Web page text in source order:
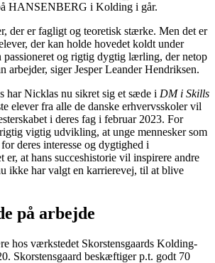
HANSENBERG i Kolding i går.
der er fagligt og teoretisk stærke. Men det er
der kan holde hovedet koldt under
passioneret og rigtig dygtig lærling, der netop
arbejder, siger Jesper Leander Hendriksen.
har Nicklas nu sikret sig et sæde i DM i Skills
elever fra alle de danske erhvervsskoler vil
i deres fag i februar 2023. For
vigtig udvikling, at unge mennesker som
deres interesse og dygtighed i
er, at hans succeshistorie vil inspirere andre
ikke har valgt en karrierevej, til at blive
på arbejde
hos værkstedet Skorstensgaards Kolding-
Skorstensgaard beskæftiger p.t. godt 70